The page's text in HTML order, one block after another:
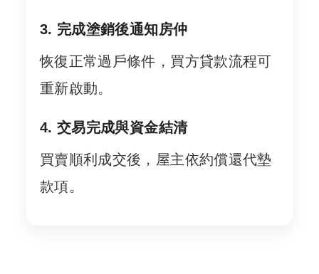
3. 完成塗銷後通知房仲
恢復正常過戶條件，買方貸款流程可
重新啟動。
4. 交易完成與資金結清
買賣順利成交後，屋主依約償還代墊
款項。